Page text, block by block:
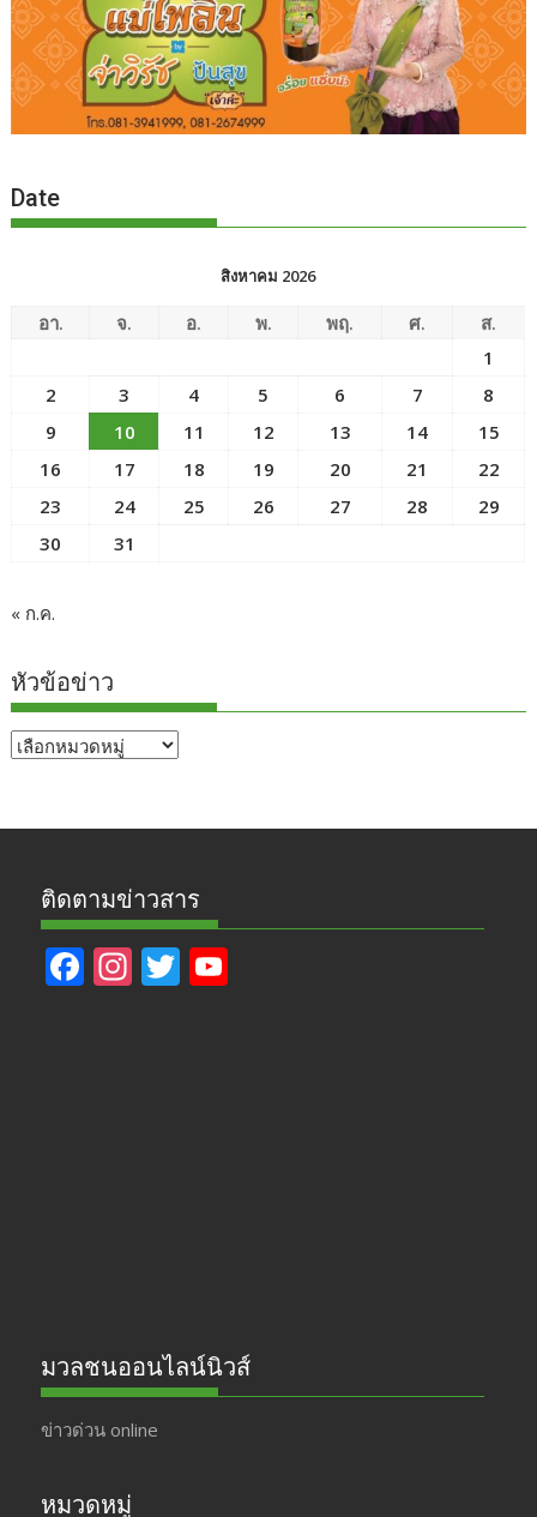
Date
สิงหาคม 2026
อา. จ. อ. พ. พฤ. ศ.
ส.
1
2
3 4 5 6 7
8
9
10 11 12 13 14
15
16
17 18 19 20 21
22
23
24 25 26 27 28
29
30
31
« ก.ค.
หัวข้อข่าว
หัวข้อ
ติดตามข่าวสาร
F In T
มวลชนออนไลน์นิวส์
ข่าวด่วน online
หมวดหมู่